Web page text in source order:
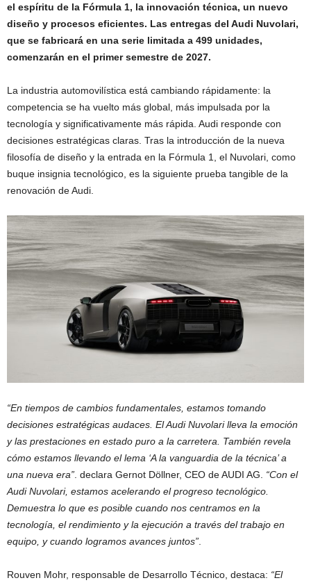
el espíritu de la Fórmula 1, la innovación técnica, un nuevo
diseño y procesos eficientes. Las entregas del Audi Nuvolari,
que se fabricará en una serie limitada a 499 unidades,
comenzarán en el primer semestre de 2027.
La industria automovilística está cambiando rápidamente: la
competencia se ha vuelto más global, más impulsada por la
tecnología y significativamente más rápida. Audi responde con
decisiones estratégicas claras. Tras la introducción de la nueva
filosofía de diseño y la entrada en la Fórmula 1, el Nuvolari, como
buque insignia tecnológico, es la siguiente prueba tangible de la
renovación de Audi.
“En tiempos de cambios fundamentales, estamos tomando
decisiones estratégicas audaces. El Audi Nuvolari lleva la emoción
y las prestaciones en estado puro a la carretera. También revela
cómo estamos llevando el lema ‘A la vanguardia de la técnica’ a
una nueva era” . declara Gernot Döllner, CEO de AUDI AG. “Con el
Audi Nuvolari, estamos acelerando el progreso tecnológico.
Demuestra lo que es posible cuando nos centramos en la
tecnología, el rendimiento y la ejecución a través del trabajo en
equipo, y cuando logramos avances juntos”
Rouven Mohr, responsable de Desarrollo Técnico, destaca: “El